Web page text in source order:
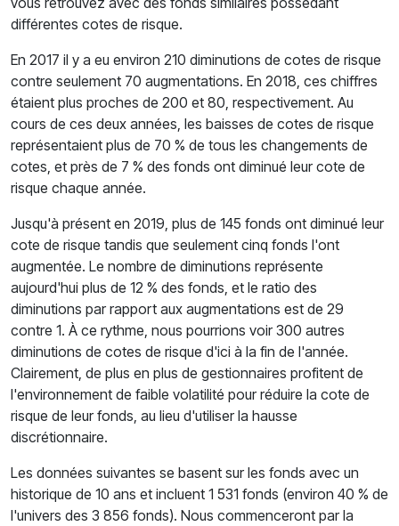
différentes cotes de risque.
En 2017 il y a eu environ 210 diminutions de cotes de risque
contre seulement 70 augmentations. En 2018, ces chiffres
étaient plus proches de 200 et 80, respectivement. Au
cours de ces deux années, les baisses de cotes de risque
représentaient plus de 70 % de tous les changements de
cotes, et près de 7 % des fonds ont diminué leur cote de
risque chaque année.
Jusqu'à présent en 2019, plus de 145 fonds ont diminué leur
cote de risque tandis que seulement cinq fonds l'ont
augmentée. Le nombre de diminutions représente
aujourd'hui plus de 12 % des fonds, et le ratio des
diminutions par rapport aux augmentations est de 29
contre 1. À ce rythme, nous pourrions voir 300 autres
diminutions de cotes de risque d'ici à la fin de l'année.
Clairement, de plus en plus de gestionnaires profitent de
l'environnement de faible volatilité pour réduire la cote de
risque de leur fonds, au lieu d'utiliser la hausse
discrétionnaire.
Les données suivantes se basent sur les fonds avec un
historique de 10 ans et incluent 1 531 fonds (environ 40 % de
l'univers des 3 856 fonds). Nous commenceront par la